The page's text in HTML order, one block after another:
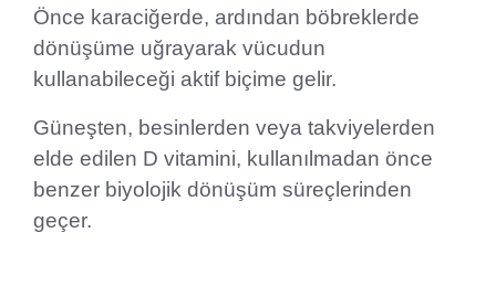
Önce karaciğerde, ardından böbreklerde
dönüşüme uğrayarak vücudun
kullanabileceği aktif biçime gelir.
Güneşten, besinlerden veya takviyelerden
elde edilen D vitamini, kullanılmadan önce
benzer biyolojik dönüşüm süreçlerinden
geçer.